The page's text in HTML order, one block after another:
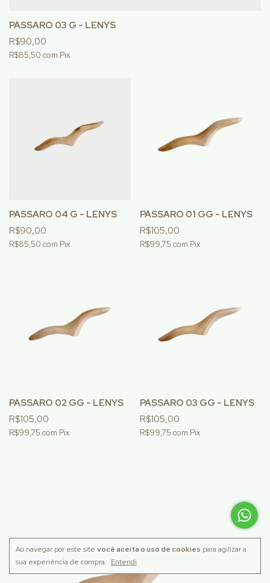
Ao navegar por este site você aceita o uso de cookies para agilizar a
sua experiência de compra. Entendi
PÁSSARO 03 G - LENYS
R$90,00
R$85,50 com Pix
PÁSSARO 04 G - LENYS
R$90,00
R$85,50 com Pix
PÁSSARO 01 GG - LENYS
R$105,00
R$99,75 com Pix
PÁSSARO 02 GG - LENYS
R$105,00
R$99,75 com Pix
PÁSSARO 03 GG - LENYS
R$105,00
R$99,75 com Pix